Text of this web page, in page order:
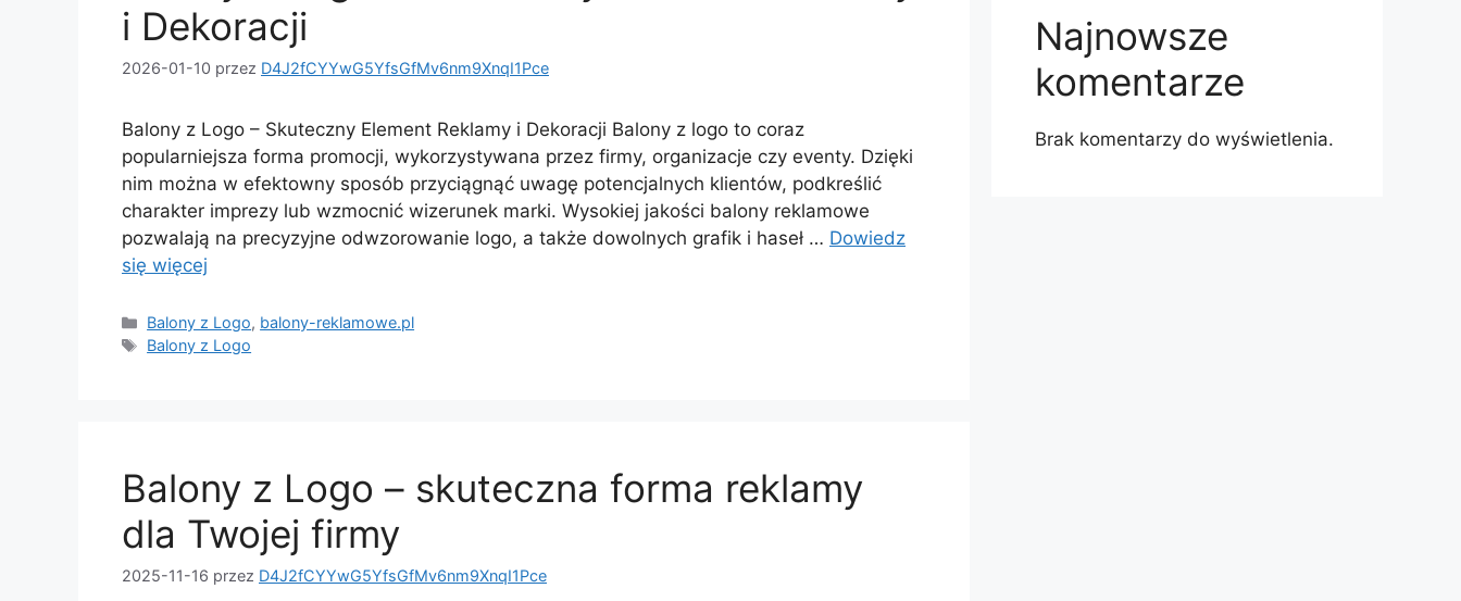
i Dekoracji
2026-01-10 przez D4J2fCYYwG5YfsGfMv6nm9XnqI1Pce
Balony z Logo – Skuteczny Element Reklamy i Dekoracji Balony z logo to coraz
popularniejsza forma promocji, wykorzystywana przez firmy, organizacje czy eventy. Dzięki
nim można w efektowny sposób przyciągnąć uwagę potencjalnych klientów, podkreślić
charakter imprezy lub wzmocnić wizerunek marki. Wysokiej jakości balony reklamowe
pozwalają na precyzyjne odwzorowanie logo, a także dowolnych grafik i haseł … Dowiedz
się więcej
Kategorie
Balony z Logo, balony-reklamowe.pl
Tagi
Balony z Logo
Balony z Logo – skuteczna forma reklamy
dla Twojej firmy
2025-11-16 przez D4J2fCYYwG5YfsGfMv6nm9XnqI1Pce
Najnowsze
komentarze
Brak komentarzy do wyświetlenia.